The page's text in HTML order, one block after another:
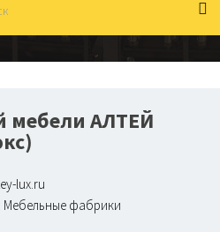
мебели АЛТЕЙ
lux.ru
Мебельные фабрики